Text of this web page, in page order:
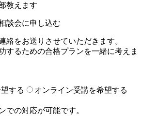
教えます
談会に申し込む
絡をお送りさせていただきます。
するための合格プランを一緒に考えま
する
オンライン受講を希望する
での対応が可能です。